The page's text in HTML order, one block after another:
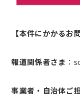
【本件にかかるお
報道関係者さま ：
事業者・自治体ご